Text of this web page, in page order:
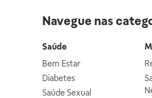
Navegue nas
Saúde
Bem Estar
Diabetes
Saúde Sexual